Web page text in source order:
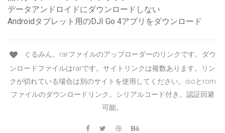
データアンドロイドにダウンロードしない
Androidタブレット用のDJI Go 4アプリをダウンロード
ぐるみん。rarファイルのアップローダーのリンクです。ダウ
ンロードファイルはrarです。サイトリンクは複数あります。リン
クが切れている場合は別のサイトを使用してください。isoとrom
ファイルのダウンロードリンク。シリアルコード付き。認証回避
可能。